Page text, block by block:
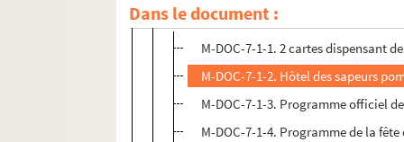
Dans le document :
M-DOC-7-1. Fêtes et événements à Lille
M-DOC-7-1-1. 2 cartes dispensant
M-DOC-7-1-2. Hôtel des sapeurs
M-DOC-7-1-3. Programme officiel
M-DOC-7-1-4. Programme de la